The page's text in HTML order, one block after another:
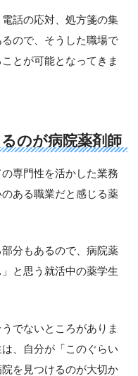
話の応対、処方箋の集
ので、そうした職場で
とが可能となってきま
のが病院薬剤師
専門性を活かした業務
ある職業だと感じる薬
分もあるので、病院薬
と思う就活中の薬学生
でないところがありま
、自分が「このぐらい
を見つけるのが大切か